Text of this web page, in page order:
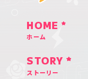
HOME
ホーム
STORY
ストーリー